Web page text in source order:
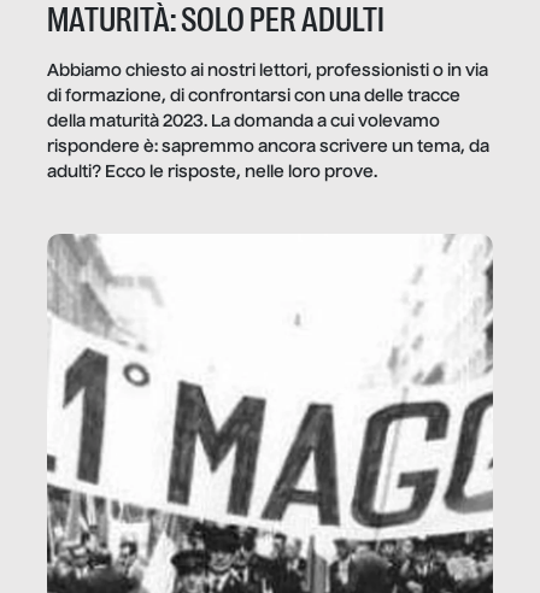
MATURITÀ: SOLO PER ADULTI
Abbiamo chiesto ai nostri lettori, professionisti o in via
di formazione, di confrontarsi con una delle tracce
della maturità 2023. La domanda a cui volevamo
rispondere è: sapremmo ancora scrivere un tema, da
adulti? Ecco le risposte, nelle loro prove.